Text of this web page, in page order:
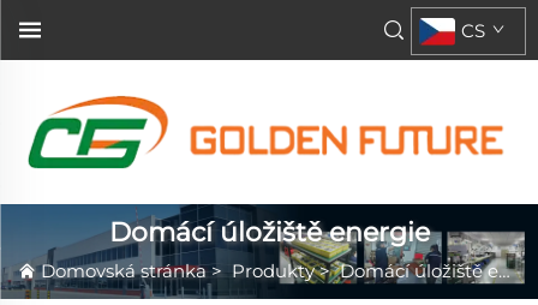
CS
Domácí úložiště energie
Domovská stránka>Produkty>Domácí úložiště energie